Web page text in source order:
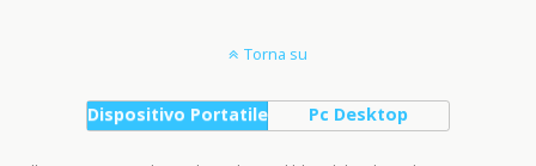
Torna su
Dispositivo Portatile Pc Desktop